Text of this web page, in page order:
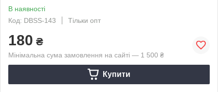
В наявності
Код: DBSS-143
Тільки опт
180 ₴
Мінімальна сума замовлення на сайті — 1 500 ₴
Купити